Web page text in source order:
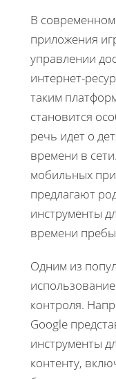
В
приложения
управлении
интернет-
таким
становится
речь идет о
времени в
мобильных
предлагают
инструменты
времени
Одним из
контроля.
Google
инструменты
контенту,